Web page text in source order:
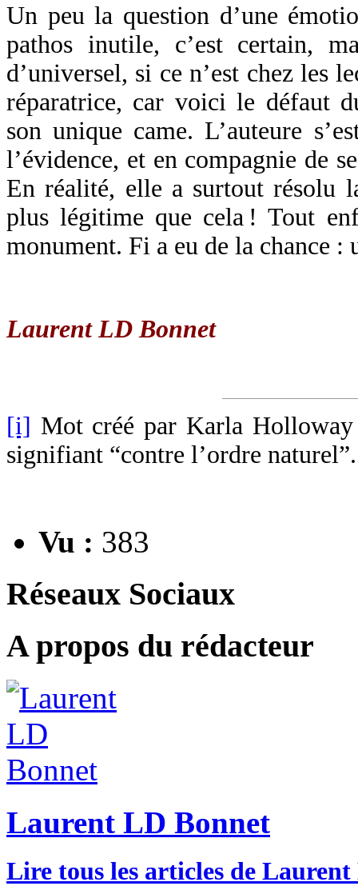
Un peu la question d’une
pathos inutile, c’est certain,
d’universel, si ce n’est chez les
réparatrice, car voici le défaut
son unique came. L’auteure
l’évidence, et en compagnie de
En réalité, elle a surtout résolu
plus légitime que cela ! Tout
monument. Fi a eu de la chance :
Laurent LD Bonnet
[i] Mot créé par Karla
signifiant “contre l’ordre naturel”.
Vu : 383
Réseaux Sociaux
A propos du rédacteur
Laurent LD Bonnet
Lire tous les articles de